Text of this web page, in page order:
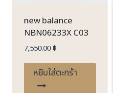
new balance
NBN06233X C03
7,550.00฿
หยิบใส่ตะกร้า